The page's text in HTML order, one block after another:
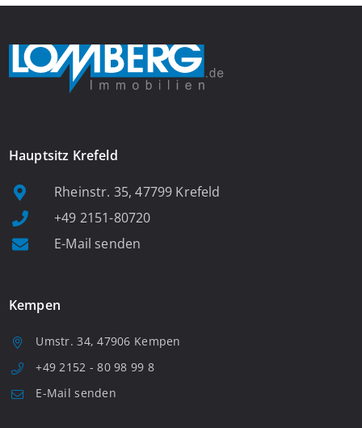
Hauptsitz Krefeld
Rheinstr. 35, 47799 Krefeld
+49 2151-80720
E-Mail senden
Kempen
Umstr. 34, 47906 Kempen
+49 2152 - 80 98 99 8
E-Mail senden